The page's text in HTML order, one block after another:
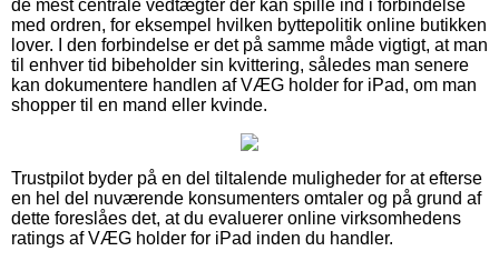
de mest centrale vedtægter der kan spille ind i forbindelse
med ordren, for eksempel hvilken byttepolitik online butikken
lover. I den forbindelse er det på samme måde vigtigt, at man
til enhver tid bibeholder sin kvittering, således man senere
kan dokumentere handlen af VÆG holder for iPad, om man
shopper til en mand eller kvinde.
Trustpilot byder på en del tiltalende muligheder for at efterse
en hel del nuværende konsumenters omtaler og på grund af
dette foreslåes det, at du evaluerer online virksomhedens
ratings af VÆG holder for iPad inden du handler.